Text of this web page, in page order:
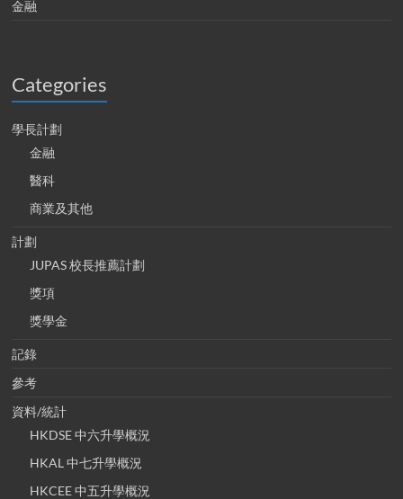
金融
Categories
學長計劃
金融
醫科
商業及其他
計劃
JUPAS 校長推薦計劃
獎項
獎學金
記錄
參考
資料/統計
HKDSE 中六升學概況
HKAL 中七升學概況
HKCEE 中五升學概況